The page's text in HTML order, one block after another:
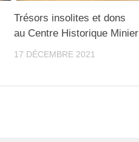
Trésors insolites et dons
au Centre Historique Minier
17 DÉCEMBRE 2021